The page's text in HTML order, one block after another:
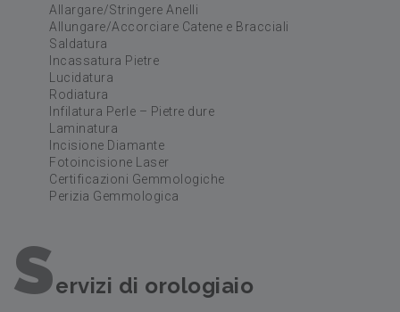
Allargare/Stringere Anelli
Allungare/Accorciare Catene e Bracciali
Saldatura
Incassatura Pietre
Lucidatura
Rodiatura
Infilatura Perle – Pietre dure
Laminatura
Incisione Diamante
Fotoincisione Laser
Certificazioni Gemmologiche
Perizia Gemmologica
S ervizi di orologiaio